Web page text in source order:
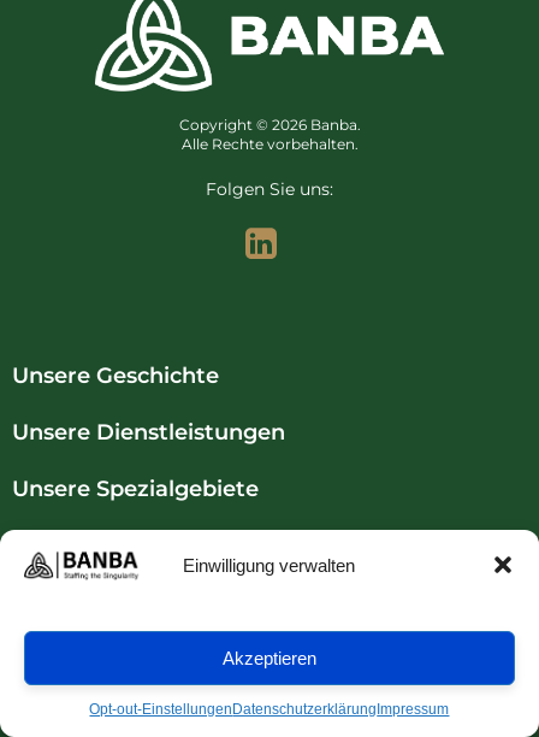
Einwilligung verwalten
Akzeptieren
Opt-out-Einstellungen Datenschutzerklärung Impressum
Copyright © 2026 Banba.
Alle Rechte vorbehalten.
Folgen Sie uns:
Unsere Geschichte
Unsere Dienstleistungen
Unsere Spezialgebiete
Portfolio
Datenschutzrichtlinie